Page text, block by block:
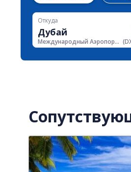
Откуда
Международный Аэропорт Дубая (